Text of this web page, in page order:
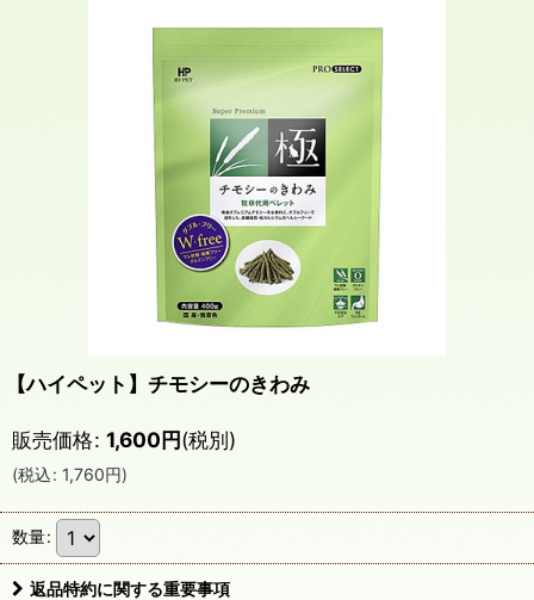
【ハイペット】チモシーのきわみ
販売価格: 1,600円(税別)
(税込: 1,760円)
数量:
返品特約に関する重要事項